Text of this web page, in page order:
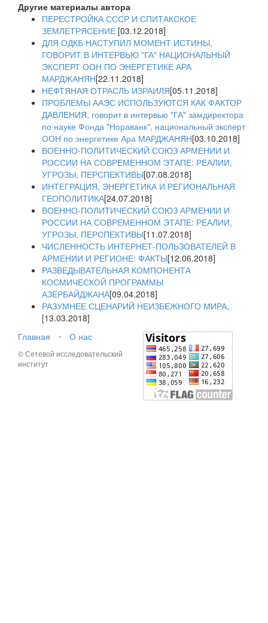
Другие материалы автора
ПЕРЕСТРОЙКА СССР И СПИТАКСКОЕ
ЗЕМЛЕТРЯСЕНИЕ [03.12.2018]
ДЛЯ ОДКБ НАСТУПИЛ МОМЕНТ ИСТИНЫ,
ГОВОРИТ В ИНТЕРВЬЮ "ГА" НАЦИОНАЛЬНЫЙ
ЭКСПЕРТ ООН ПО ЭНЕРГЕТИКЕ АРА
МАРДЖАНЯН[22.11.2018]
НЕФТЯНАЯ ОТРАСЛЬ ИЗРАИЛЯ[05.11.2018]
ПРОБЛЕМЫ ААЭС ИСПОЛЬЗУЮТСЯ КАК ФАКТОР
ДАВЛЕНИЯ, говорит в интервью "ГА" замдиректора
по науке Фонда "Нораванк", национальный эксперт
ООН по энергетике Ара МАРДЖАНЯН[03.10.2018]
ВОЕННО-ПОЛИТИЧЕСКИЙ СОЮЗ АРМЕНИИ И
РОССИИ НА СОВРЕМЕННОМ ЭТАПЕ: РЕАЛИИ,
УГРОЗЫ, ПЕРСПЕКТИВЫ[07.08.2018]
ИНТЕГРАЦИЯ, ЭНЕРГЕТИКА И РЕГИОНАЛЬНАЯ
ГЕОПОЛИТИКА[24.07.2018]
ВОЕННО-ПОЛИТИЧЕСКИЙ СОЮЗ АРМЕНИИ И
РОССИИ НА СОВРЕМЕННОМ ЭТАПЕ: РЕАЛИИ,
УГРОЗЫ, ПЕРСПЕКТИВЫ[11.07.2018]
ЧИСЛЕННОСТЬ ИНТЕРНЕТ-ПОЛЬЗОВАТЕЛЕЙ В
АРМЕНИИ И РЕГИОНЕ: ФАКТЫ[12.06.2018]
РАЗВЕДЫВАТЕЛЬНАЯ КОМПОНЕНТА
КОСМИЧЕСКОЙ ПРОГРАММЫ
АЗЕРБАЙДЖАНА[09.04.2018]
РАЗУМНЕЕ СЦЕНАРИЙ НЕИЗБЕЖНОГО МИРА,
[13.03.2018]
Главная
⋅ О нас
© Сетевой исследовательский
институт